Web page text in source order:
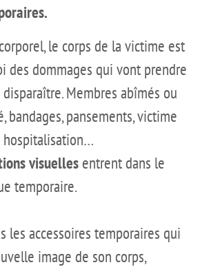
le corps de la victime est
des dommages qui vont prendre
Membres abîmés ou
bandages, pansements, victime
visuelles entrent dans le
temporaire.
les accessoires temporaires qui
image de son corps,